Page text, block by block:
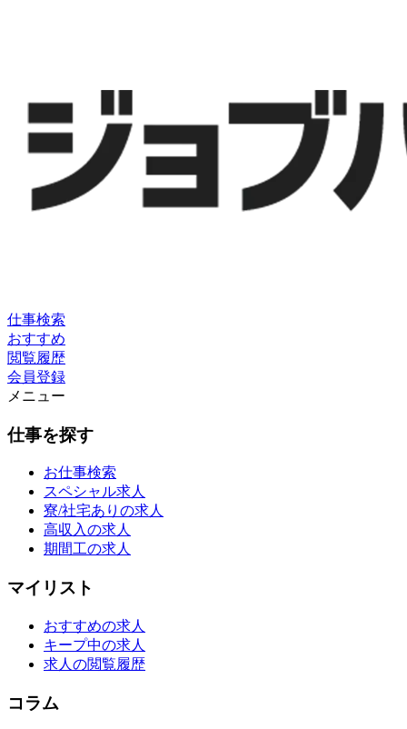
仕事検索
おすすめ
閲覧履歴
会員登録
メニュー
仕事を探す
お仕事検索
スペシャル求人
寮/社宅ありの求人
高収入の求人
期間工の求人
マイリスト
おすすめの求人
キープ中の求人
求人の閲覧履歴
コラム